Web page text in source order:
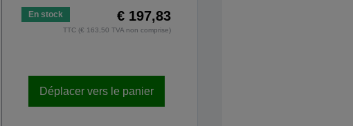
En stock € 197,83
TTC (€ 163,50 TVA non comprise)
Déplacer vers le panier